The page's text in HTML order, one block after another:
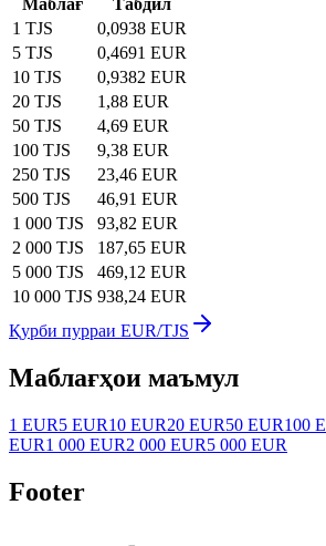
Маблағ
Табдил
1 TJS
0,0938 EUR
5 TJS
0,4691 EUR
10 TJS
0,9382 EUR
20 TJS
1,88 EUR
50 TJS
4,69 EUR
100 TJS
9,38 EUR
250 TJS
23,46 EUR
500 TJS
46,91 EUR
1 000 TJS
93,82 EUR
2 000 TJS
187,65 EUR
5 000 TJS
469,12 EUR
10 000 TJS 938,24 EUR
Қурби пурраи EUR/TJS
Маблағҳои маъмул
1 EUR5 EUR10 EUR20 EUR50 EUR100
EUR1 000 EUR2 000 EUR5 000 EUR
Footer